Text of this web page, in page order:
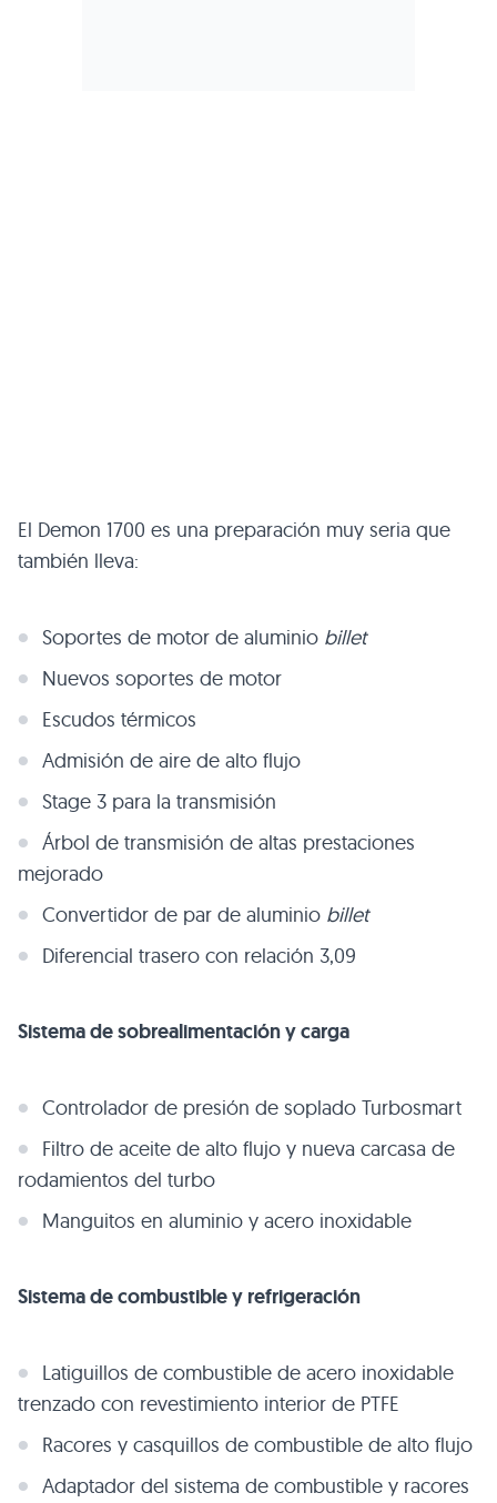
El Demon 1700 es una preparación muy seria que
también lleva:
Soportes de motor de aluminio billet
Nuevos soportes de motor
Escudos térmicos
Admisión de aire de alto flujo
Stage 3 para la transmisión
Árbol de transmisión de altas prestaciones
mejorado
Convertidor de par de aluminio billet
Diferencial trasero con relación 3,09
Sistema de sobrealimentación y carga
Controlador de presión de soplado Turbosmart
Filtro de aceite de alto flujo y nueva carcasa de
rodamientos del turbo
Manguitos en aluminio y acero inoxidable
Sistema de combustible y refrigeración
Latiguillos de combustible de acero inoxidable
trenzado con revestimiento interior de PTFE
Racores y casquillos de combustible de alto flujo
Adaptador del sistema de combustible y racores